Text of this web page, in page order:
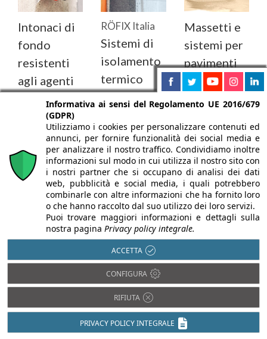
Intonaci di
fondo
resistenti
agli agenti
esterni
intonaci di
fondo per
interni ed
esterni
RÖFIX Italia
Sistemi di
isolamento
termico
pannelli e
l'isolamento
termico
Massetti e
sistemi per
pavimenti
Massetti e
sistemi per
Sistemi di posa per
piastrelle e pietre
Pitture per
l'edilizia in un vasto
Informativa ai sensi del Regolamento UE 2016/679
(GDPR)
Utilizziamo i cookies per personalizzare contenuti ed
annunci, per fornire funzionalità dei social media e
per analizzare il nostro traffico. Condividiamo inoltre
informazioni sul modo in cui utilizza il nostro sito con
i nostri partner che si occupano di analisi dei dati
web, pubblicità e social media, i quali potrebbero
combinarle con altre informazioni che ha fornito loro
o che hanno raccolto dal suo utilizzo dei loro servizi.
Puoi trovare maggiori informazioni e dettagli sulla
nostra pagina Privacy policy integrale.
ACCETTA
CONFIGURA
RIFIUTA
PRIVACY POLICY INTEGRALE